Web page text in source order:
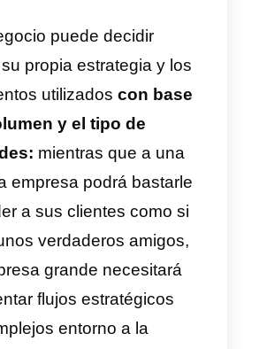
otros necesitarán
después de sus
casos, tu equipo de
deberá estar listo para
rápidamente a las
realizadas por el
la utilización de